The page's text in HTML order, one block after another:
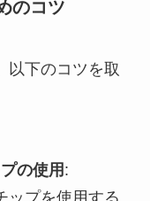
のコツ
以下のコツを取
の使用 :
ップを使用する